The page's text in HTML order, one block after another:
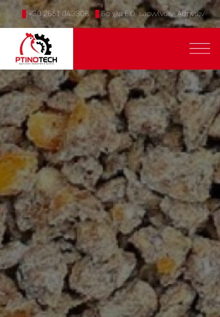
+30 2651 043308 6ο χλμ Ε.Ο. Ιωαννίνων-Αθηνών